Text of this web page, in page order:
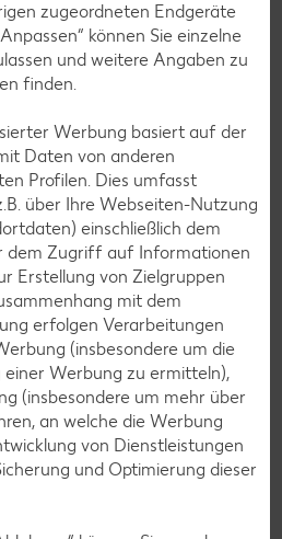
vielen Vorteilen wie den besten
Wochenende oder
und Gewinnspielen.
Anmeldung
zugeordneten Endgeräte
können Sie einzelne
und weitere Angaben zu
finden.
Werbung basiert auf der
Daten von anderen
Profilen. Dies umfasst
über Ihre Webseiten-Nutzung
einschließlich dem
dem Zugriff auf Informationen
Erstellung von Zielgruppen
mit dem
erfolgen Verarbeitungen
(insbesondere um die
einer Werbung zu ermitteln),
(insbesondere um mehr über
an welche die Werbung
von Dienstleistungen
und Optimierung dieser